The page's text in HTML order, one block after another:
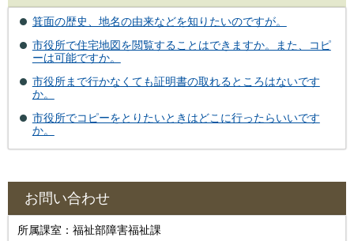
箕面の歴史、地名の由来などを知りたいのですが。
市役所で住宅地図を閲覧することはできますか。また、コピ
ーは可能ですか。
市役所まで行かなくても証明書の取れるところはないです
か。
市役所でコピーをとりたいときはどこに行ったらいいです
か。
お問い合わせ
所属課室：福祉部障害福祉課